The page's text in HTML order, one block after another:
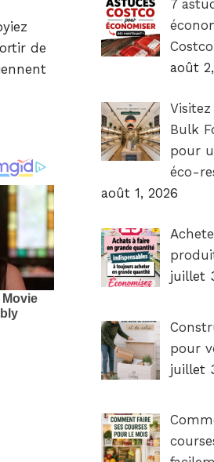
de
7
Costco
août
Bulk
pour
éco-
août 1, 2026
juillet
pour
juillet